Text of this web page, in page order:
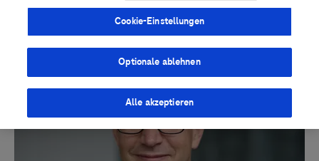
Cookie-Einstellungen
Optionale ablehnen
Alle akzeptieren